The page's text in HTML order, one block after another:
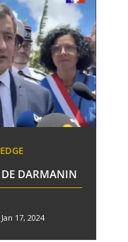
DARMANIN
Jan 17, 2024